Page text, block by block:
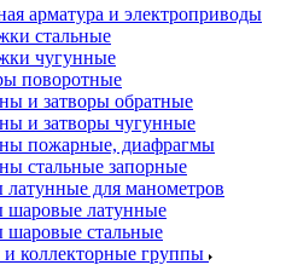
арматура и электроприводы
стальные
чугунные
поворотные
и затворы обратные
и затворы чугунные
пожарные, диафрагмы
стальные запорные
для манометров
шаровые латунные
шаровые стальные
коллекторные группы